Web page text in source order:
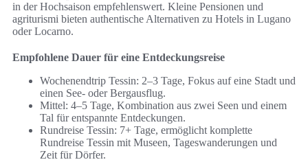
in der Hochsaison empfehlenswert. Kleine Pensionen und
agriturismi bieten authentische Alternativen zu Hotels in Lugano
oder Locarno.
Empfohlene Dauer für eine Entdeckungsreise
Wochenendtrip Tessin: 2–3 Tage, Fokus auf eine Stadt und
einen See- oder Bergausflug.
Mittel: 4–5 Tage, Kombination aus zwei Seen und einem
Tal für entspannte Entdeckungen.
Rundreise Tessin: 7+ Tage, ermöglicht komplette
Rundreise Tessin mit Museen, Tageswanderungen und
Zeit für Dörfer.